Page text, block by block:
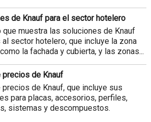
de Knauf para el sector hotelero
que muestra las soluciones de Knauf
sector hotelero, que incluye la zona
la fachada y cubierta, y las zonas...
precios de Knauf
precios de Knauf, que incluye sus
para placas, accesorios, perfiles,
sistemas y descompuestos.